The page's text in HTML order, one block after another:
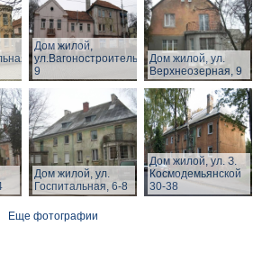
Дом жилой,
ул.Вагоностроительная,
9
Дом жилой, ул.
Верхнеозерная, 9
Дом жилой, ул.
Госпитальная, 6-8
Дом жилой, ул. З.
Космодемьянской
30-38
Еще фотографии